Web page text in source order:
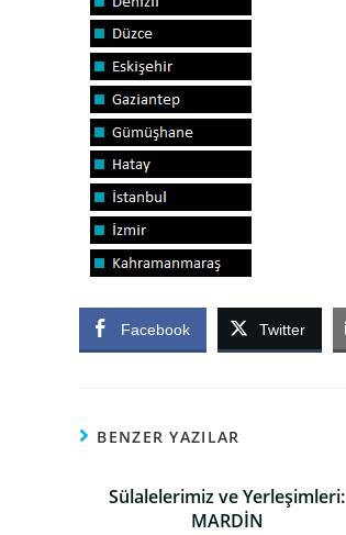
Facebook Twitter
BENZER YAZILAR
Sülalelerimiz ve Yerleşimleri:
MARDİN